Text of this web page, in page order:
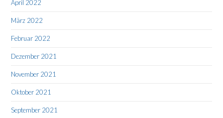
April 2022
März 2022
Februar 2022
Dezember 2021
November 2021
Oktober 2021
September 2021